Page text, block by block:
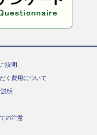
説明
く費用について
明
の注意